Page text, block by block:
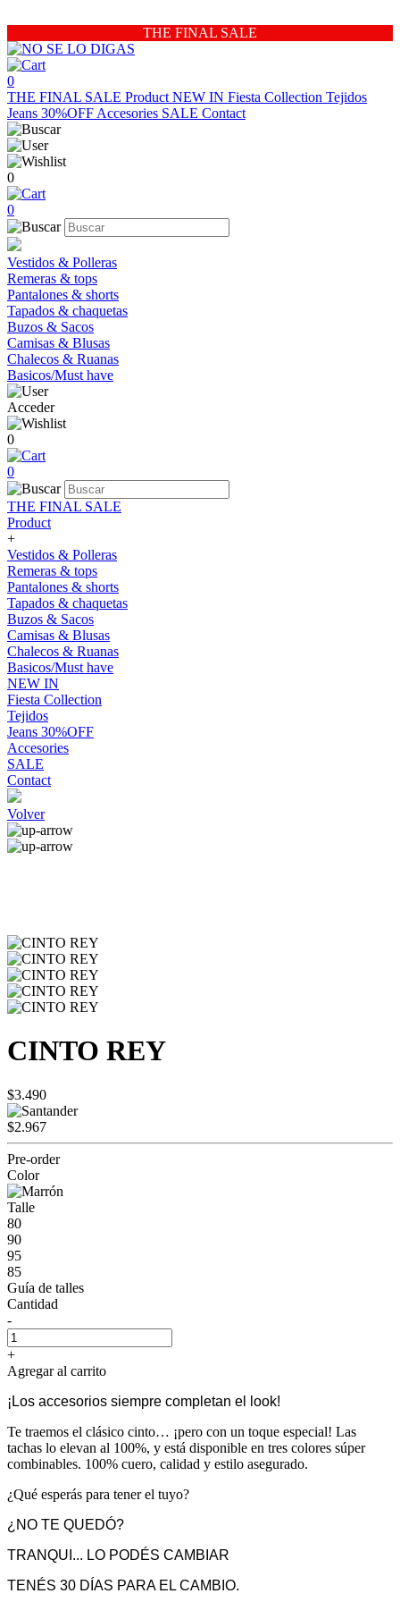
THE FINAL SALE
0
THE FINAL SALE Product NEW IN Fiesta Collection Tejidos
Jeans 30%OFF Accesories SALE Contact
0
0
Vestidos & Polleras
Remeras & tops
Pantalones & shorts
Tapados & chaquetas
Buzos & Sacos
Camisas & Blusas
Chalecos & Ruanas
Basicos/Must have
Acceder
0
0
THE FINAL SALE
Product
+
Vestidos & Polleras
Remeras & tops
Pantalones & shorts
Tapados & chaquetas
Buzos & Sacos
Camisas & Blusas
Chalecos & Ruanas
Basicos/Must have
NEW IN
Fiesta Collection
Tejidos
Jeans 30%OFF
Accesories
SALE
Contact
Volver
CINTO REY
$3.490
$2.967
Pre-order
Color
Talle
80
90
95
85
Guía de talles
Cantidad
-
+
Agregar al carrito
¡Los accesorios siempre completan el look!
Te traemos el clásico cinto… ¡pero con un toque especial! Las
tachas lo elevan al 100%, y está disponible en tres colores súper
combinables. 100% cuero, calidad y estilo asegurado.
¿Qué esperás para tener el tuyo?
¿NO TE QUEDÓ?
TRANQUI... LO PODÉS CAMBIAR
TENÉS 30 DÍAS PARA EL CAMBIO.